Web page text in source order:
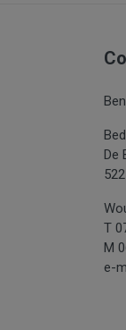
De
T
M
e-